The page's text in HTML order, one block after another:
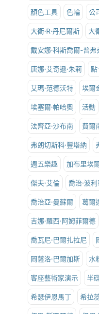
顏色工具 色輪 公
大衛·R·丹尼爾斯 大
戴安娜·科斯喬爾-普弗
唐娜·艾奇遜·朱莉 點
艾瑪·范德沃特 埃爾
埃塞爾·帕哈奧 活動
法齊亞·沙布南 費爾
弗朗切斯科·豐塔納
週五樂趣 加布里埃
傑夫·艾倫 喬治·波
喬治亞·曼蘇爾 葛爾
吉娜·羅西·阿姆菲爾德
喬瓦尼·巴爾扎拉尼
岡薩洛·巴爾加斯 水
客座藝術家演示 半
希瑟伊恩馬丁 希拉